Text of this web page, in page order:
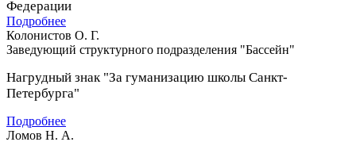
Федерации
Подробнее
Колонистов О. Г.
Заведующий структурного подразделения "Бассейн"
Нагрудный знак "За гуманизацию школы Санкт-
Петербурга"
Подробнее
Ломов Н. А.